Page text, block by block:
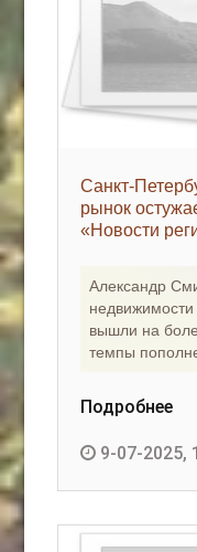
Санкт-
рынок
«Новости
Александр
вышли на
темпы
Подробнее
9-07-2025,